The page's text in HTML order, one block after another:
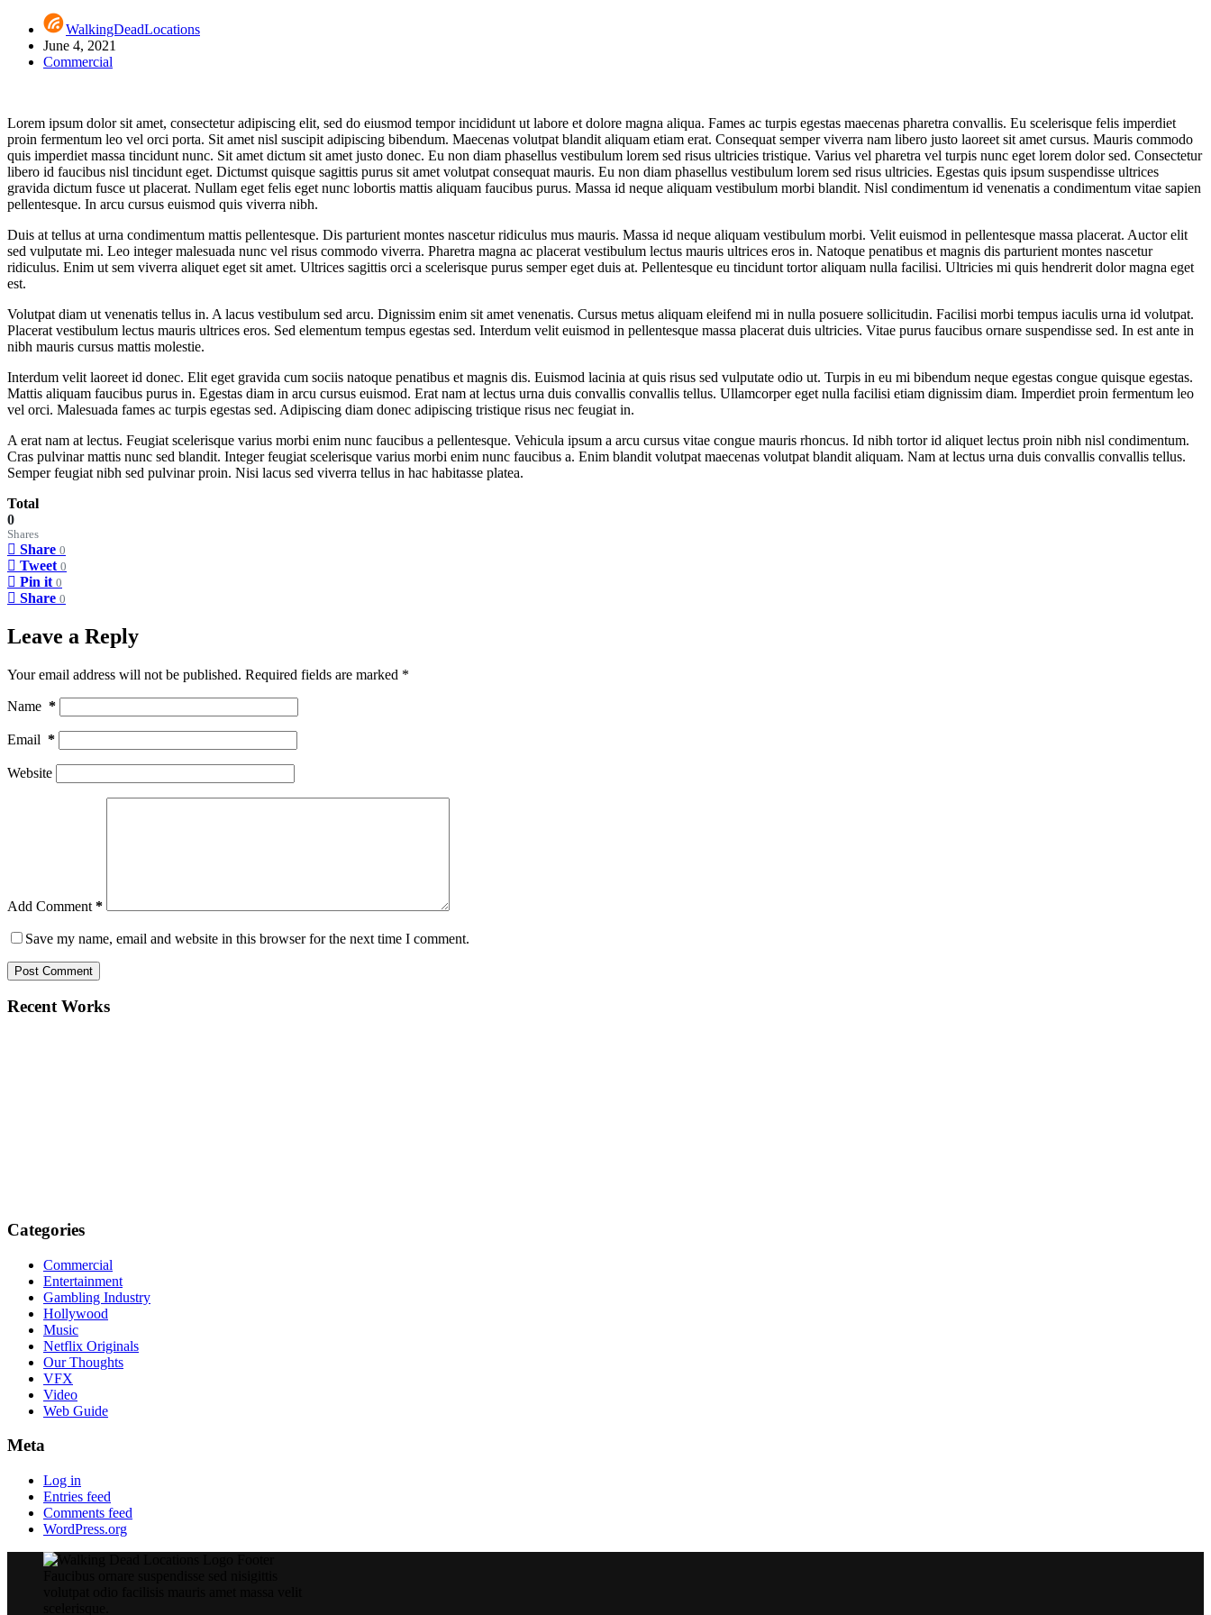
WalkingDeadLocations
June 4, 2021
Commercial
Lorem ipsum dolor sit amet, consectetur adipiscing elit, sed do eiusmod tempor incididunt ut labore et dolore magna aliqua. Fames ac turpis egestas maecenas pharetra convallis. Eu scelerisque felis imperdiet
proin fermentum leo vel orci porta. Sit amet nisl suscipit adipiscing bibendum. Maecenas volutpat blandit aliquam etiam erat. Consequat semper viverra nam libero justo laoreet sit amet cursus. Mauris commodo
quis imperdiet massa tincidunt nunc. Sit amet dictum sit amet justo donec. Eu non diam phasellus vestibulum lorem sed risus ultricies tristique. Varius vel pharetra vel turpis nunc eget lorem dolor sed. Consectetur
libero id faucibus nisl tincidunt eget. Dictumst quisque sagittis purus sit amet volutpat consequat mauris. Eu non diam phasellus vestibulum lorem sed risus ultricies. Egestas quis ipsum suspendisse ultrices
gravida dictum fusce ut placerat. Nullam eget felis eget nunc lobortis mattis aliquam faucibus purus. Massa id neque aliquam vestibulum morbi blandit. Nisl condimentum id venenatis a condimentum vitae sapien
pellentesque. In arcu cursus euismod quis viverra nibh.
Duis at tellus at urna condimentum mattis pellentesque. Dis parturient montes nascetur ridiculus mus mauris. Massa id neque aliquam vestibulum morbi. Velit euismod in pellentesque massa placerat. Auctor elit
sed vulputate mi. Leo integer malesuada nunc vel risus commodo viverra. Pharetra magna ac placerat vestibulum lectus mauris ultrices eros in. Natoque penatibus et magnis dis parturient montes nascetur
ridiculus. Enim ut sem viverra aliquet eget sit amet. Ultrices sagittis orci a scelerisque purus semper eget duis at. Pellentesque eu tincidunt tortor aliquam nulla facilisi. Ultricies mi quis hendrerit dolor magna eget
est.
Volutpat diam ut venenatis tellus in. A lacus vestibulum sed arcu. Dignissim enim sit amet venenatis. Cursus metus aliquam eleifend mi in nulla posuere sollicitudin. Facilisi morbi tempus iaculis urna id volutpat.
Placerat vestibulum lectus mauris ultrices eros. Sed elementum tempus egestas sed. Interdum velit euismod in pellentesque massa placerat duis ultricies. Vitae purus faucibus ornare suspendisse sed. In est ante in
nibh mauris cursus mattis molestie.
Interdum velit laoreet id donec. Elit eget gravida cum sociis natoque penatibus et magnis dis. Euismod lacinia at quis risus sed vulputate odio ut. Turpis in eu mi bibendum neque egestas congue quisque egestas.
Mattis aliquam faucibus purus in. Egestas diam in arcu cursus euismod. Erat nam at lectus urna duis convallis convallis tellus. Ullamcorper eget nulla facilisi etiam dignissim diam. Imperdiet proin fermentum leo
vel orci. Malesuada fames ac turpis egestas sed. Adipiscing diam donec adipiscing tristique risus nec feugiat in.
A erat nam at lectus. Feugiat scelerisque varius morbi enim nunc faucibus a pellentesque. Vehicula ipsum a arcu cursus vitae congue mauris rhoncus. Id nibh tortor id aliquet lectus proin nibh nisl condimentum.
Cras pulvinar mattis nunc sed blandit. Integer feugiat scelerisque varius morbi enim nunc faucibus a. Enim blandit volutpat maecenas volutpat blandit aliquam. Nam at lectus urna duis convallis convallis tellus.
Semper feugiat nibh sed pulvinar proin. Nisi lacus sed viverra tellus in hac habitasse platea.
Total
0
Shares
Share 0
Tweet 0
Pin it 0
Share 0
Leave a Reply
Your email address will not be published. Required fields are marked *
Name *
Email *
Website
Add Comment *
Save my name, email and website in this browser for the next time I comment.
Post Comment
Recent Works
Categories
Commercial
Entertainment
Gambling Industry
Hollywood
Music
Netflix Originals
Our Thoughts
VFX
Video
Web Guide
Meta
Log in
Entries feed
Comments feed
WordPress.org